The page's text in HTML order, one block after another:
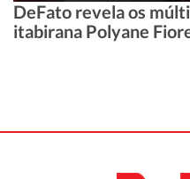
DeFato revela os
itabirana Polyane